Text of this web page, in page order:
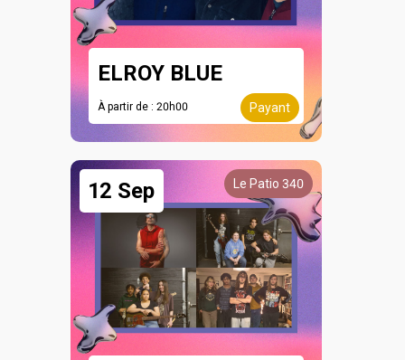
ELROY BLUE
À partir de : 20h00 Payant
12 Sep Le Patio 340